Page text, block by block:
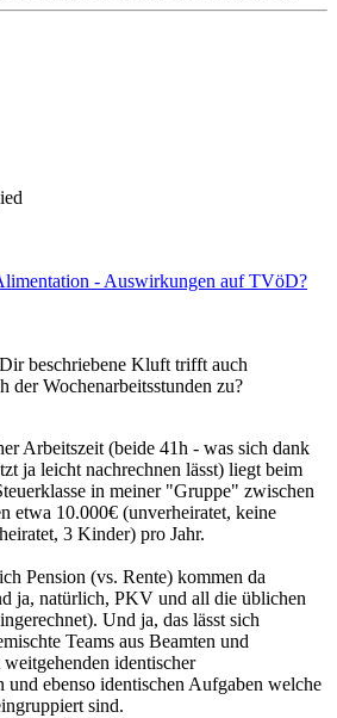
- Auswirkungen auf TVöD?
beschriebene Kluft trifft auch
der Wochenarbeitsstunden zu?
Arbeitszeit (beide 41h - was sich dank
ja leicht nachrechnen lässt) liegt beim
in meiner "Gruppe" zwischen
etwa 10.000€ (unverheiratet, keine
3 Kinder) pro Jahr.
Pension (vs. Rente) kommen da
ja, natürlich, PKV und all die üblichen
Und ja, das lässt sich
Teams aus Beamten und
identischer
ebenso identischen Aufgaben welche
sind.